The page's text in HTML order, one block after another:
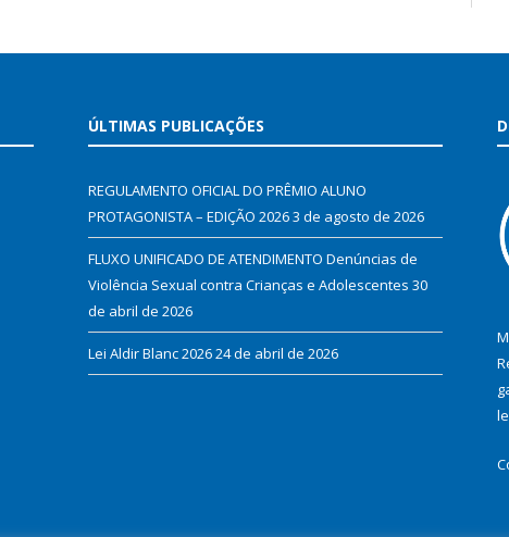
ÚLTIMAS PUBLICAÇÕES
REGULAMENTO OFICIAL DO PRÊMIO ALUNO
PROTAGONISTA – EDIÇÃO 20263 de agosto de 2026
FLUXO UNIFICADO DE ATENDIMENTO Denúncias de
Violência Sexual contra Crianças e Adolescentes 30
de abril de 2026
Lei Aldir Blanc 202624 de abril de 2026